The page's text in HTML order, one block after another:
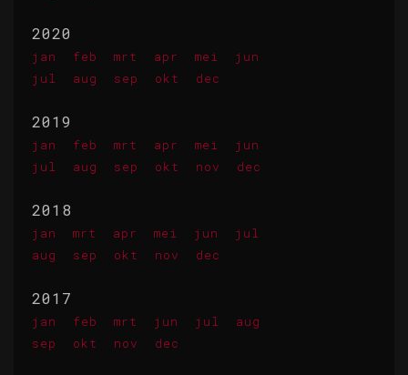
2020
jan feb mrt apr mei
jun
jul
aug sep okt dec
2019
jan feb mrt apr mei
jun
jul
aug sep okt nov dec
2018
jan mrt apr mei jun
jul
aug
sep okt nov dec
2017
jan feb mrt jun jul
aug
sep
okt nov dec